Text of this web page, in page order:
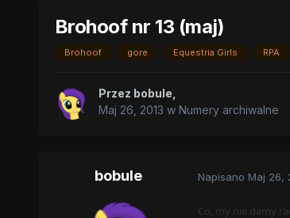
Brohoof nr 13 (maj)
Brohoof gore Equestria Girls RPA
Przez bobule
Maj 26, 2013 w Numery archiwalne
bobule Napisano Maj 26,
Co, my nie damy